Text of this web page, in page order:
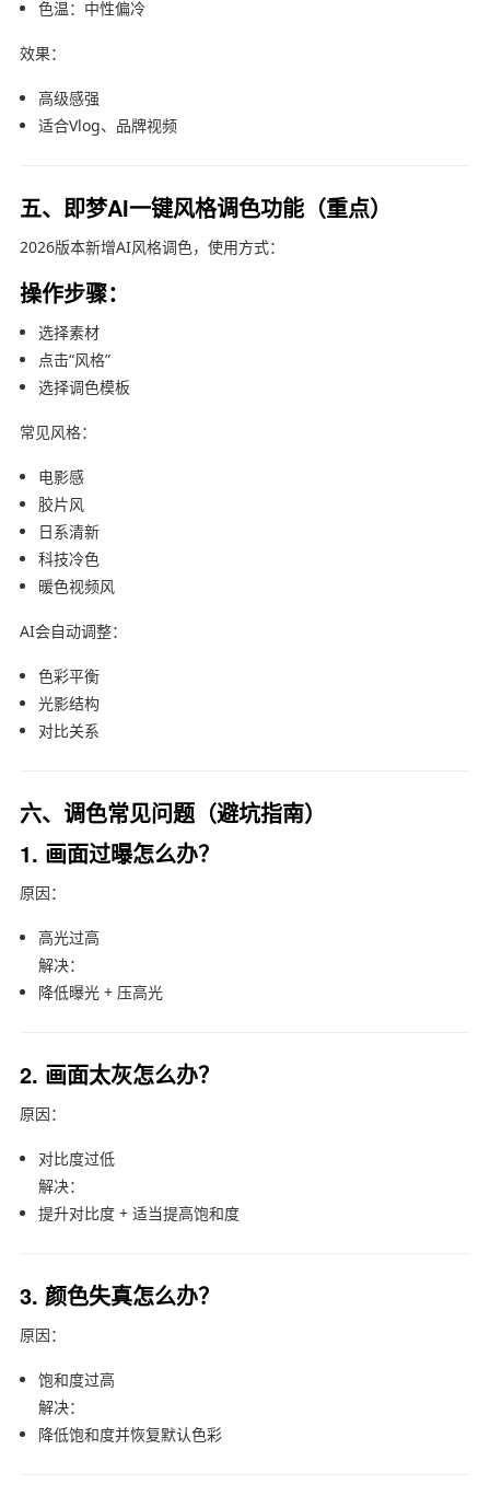
色温：中性偏冷
效果：
高级感强
适合Vlog、品牌视频
五、即梦AI一键风格调色功能（重点）
2026版本新增AI风格调色，使用方式：
操作步骤：
选择素材
点击“风格”
选择调色模板
常见风格：
电影感
胶片风
日系清新
科技冷色
暖色视频风
AI会自动调整：
色彩平衡
光影结构
对比关系
六、调色常见问题（避坑指南）
1. 画面过曝怎么办？
原因：
高光过高
解决：
降低曝光 + 压高光
2. 画面太灰怎么办？
原因：
对比度过低
解决：
提升对比度 + 适当提高饱和度
3. 颜色失真怎么办？
原因：
饱和度过高
解决：
降低饱和度并恢复默认色彩